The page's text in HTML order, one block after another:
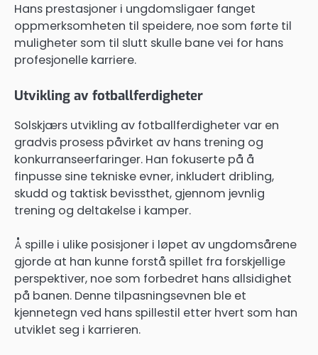
Hans prestasjoner i ungdomsligaer fanget
oppmerksomheten til speidere, noe som førte til
muligheter som til slutt skulle bane vei for hans
profesjonelle karriere.
Utvikling av fotballferdigheter
Solskjærs utvikling av fotballferdigheter var en
gradvis prosess påvirket av hans trening og
konkurranseerfaringer. Han fokuserte på å
finpusse sine tekniske evner, inkludert dribling,
skudd og taktisk bevissthet, gjennom jevnlig
trening og deltakelse i kamper.
Å spille i ulike posisjoner i løpet av ungdomsårene
gjorde at han kunne forstå spillet fra forskjellige
perspektiver, noe som forbedret hans allsidighet
på banen. Denne tilpasningsevnen ble et
kjennetegn ved hans spillestil etter hvert som han
utviklet seg i karrieren.